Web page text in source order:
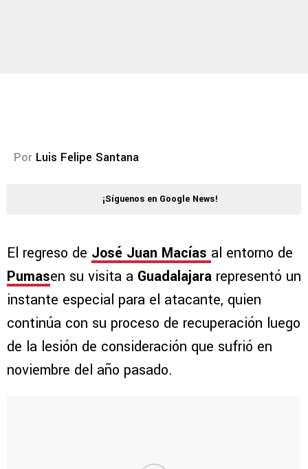
Por Luis Felipe Santana
¡Síguenos en Google News!
El regreso de José Juan Macías al entorno de
Pumasen su visita a Guadalajara representó un
instante especial para el atacante, quien
continúa con su proceso de recuperación luego
de la lesión de consideración que sufrió en
noviembre del año pasado.